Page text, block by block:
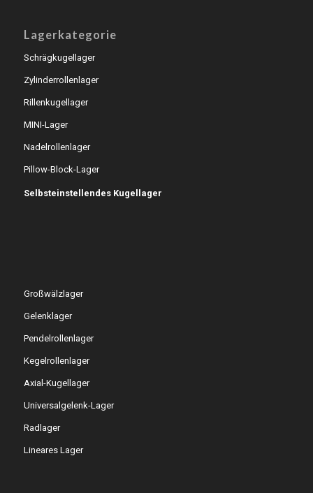
Lagerkategorie
Schrägkugellager
Zylinderrollenlager
Rillenkugellager
MINI-Lager
Nadelrollenlager
Pillow-Block-Lager
Selbsteinstellendes Kugellager
Großwälzlager
Gelenklager
Pendelrollenlager
Kegelrollenlager
Axial-Kugellager
Universalgelenk-Lager
Radlager
Lineares Lager